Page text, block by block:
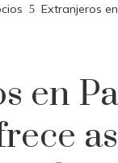
Extranjeros
en